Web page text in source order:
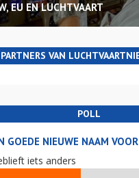
EU EN LUCHTVAART
PARTNERS VAN
POLL
GOEDE NIEUWE NAAM
iets anders